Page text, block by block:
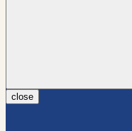
close